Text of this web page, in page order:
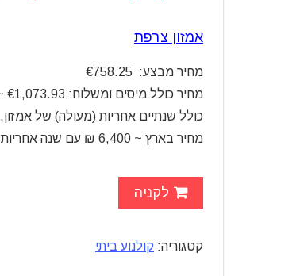
אמזון צרפת
מחיר מבצע: €758.25
מחיר כולל מיסים ומשלוח: €1,073.93 ~ כ 4,315 ₪ בלבד
כולל שנתיים אחריות (מעולה) של אמזון.
מחיר בארץ ~ 6,400 ₪ עם שנה אחריות בלבד
לקניה
קטגוריה: קולנוע ביתי